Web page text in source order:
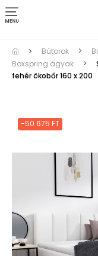
Toggle
navigation
Bútorok
Boxspring ágyak
fehér ökobőr 160 x 200
-50 675 FT